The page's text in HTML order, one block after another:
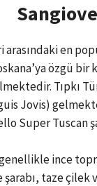
en
özgü
Tıpkı
Jovis)
Super Tuscan
ince
taze